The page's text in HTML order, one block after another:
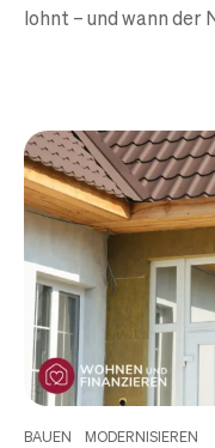
lohnt – und wann der
BAUEN MODERNISIEREN